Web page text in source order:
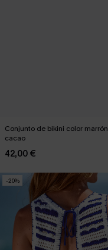
Conjunto de bikini color marrón
cacao
42,00 €
-20%